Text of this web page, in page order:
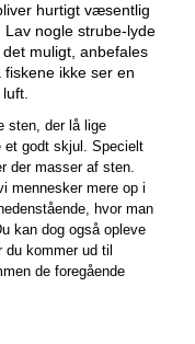
hurtigt væsentlig
nogle strube-lyde
muligt, anbefales
ikke ser en
sten, der lå lige
et godt skjul. Specielt
der masser af sten.
mennesker mere op i
hvor man
kan dog også opleve
kommer ud til
de foregående